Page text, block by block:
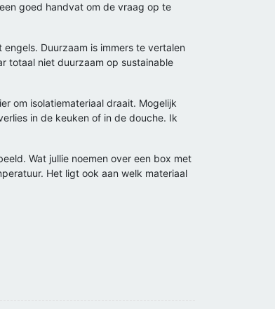
goed handvat om de vraag op te
Duurzaam is immers te vertalen
totaal niet duurzaam op sustainable
om isolatiemateriaal draait. Mogelijk
in de keuken of in de douche. Ik
Wat jullie noemen over een box met
Het ligt ook aan welk materiaal